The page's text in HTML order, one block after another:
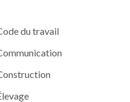
du travail